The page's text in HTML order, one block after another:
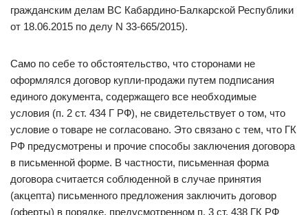
гражданским делам ВС Кабардино-Балкарской Республики
от 18.06.2015 по делу N 33-665/2015).
Само по себе то обстоятельство, что сторонами не
оформлялся договор купли-продажи путем подписания
единого документа, содержащего все необходимые
условия (п. 2 ст. 434 Г РФ), не свидетельствует о том, что
условие о товаре не согласовано. Это связано с тем, что ГК
РФ предусмотрены и прочие способы заключения договора
в письменной форме. В частности, письменная форма
договора считается соблюденной в случае принятия
(акцепта) письменного предложения заключить договор
(оферты) в порядке, предусмотренном п. 3 ст. 438 ГК РФ